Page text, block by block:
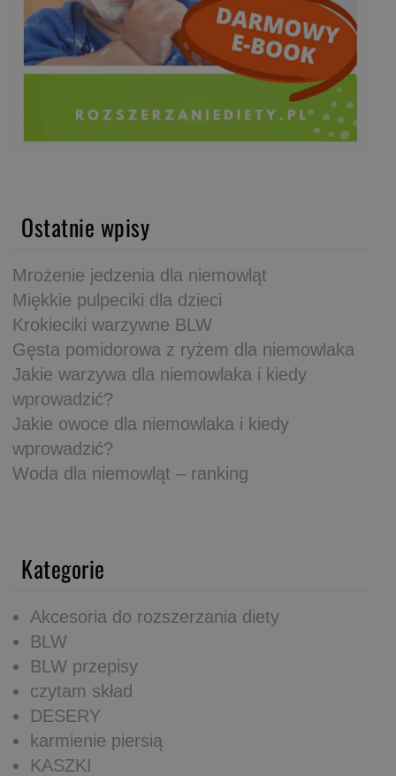
Ostatnie wpisy
Mrożenie jedzenia dla niemowląt
Miękkie pulpeciki dla dzieci
Krokieciki warzywne BLW
Gęsta pomidorowa z ryżem dla niemowlaka
Jakie warzywa dla niemowlaka i kiedy
wprowadzić?
Jakie owoce dla niemowlaka i kiedy
wprowadzić?
Woda dla niemowląt – ranking
Kategorie
Akcesoria do rozszerzania diety
BLW
BLW przepisy
czytam skład
DESERY
karmienie piersią
KASZKI